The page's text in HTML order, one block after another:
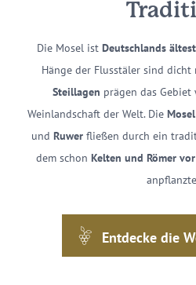
Die Mosel ist Deutschlands
Hänge der Flusstäler sind dicht
Steillagen prägen das
Weinlandschaft der Welt. Die Mosel
und Ruwerfließen durch ein
dem schon Kelten und Römer
Entdecke die